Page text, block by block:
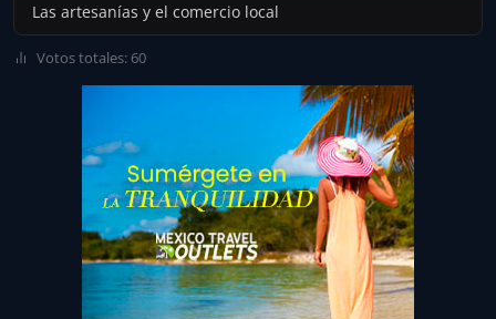
Las artesanías y el comercio local
Votos totales: 60